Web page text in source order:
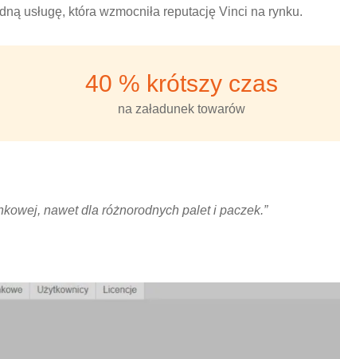
usługę, która wzmocniła reputację Vinci na rynku.
40 % krótszy czas
na załadunek towarów
nawet dla różnorodnych palet i paczek.”